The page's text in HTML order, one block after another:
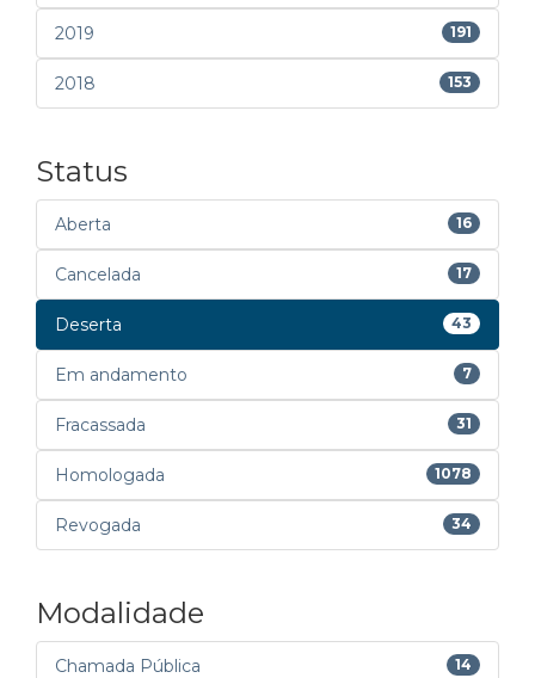
2019 191
2018 153
Status
Aberta 16
Cancelada 17
Deserta 43
Em andamento 7
Fracassada 31
Homologada 1078
Revogada 34
Modalidade
Chamada Pública 14